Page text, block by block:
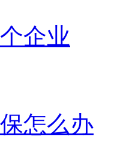
企业
怎么办